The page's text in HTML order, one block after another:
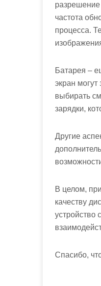
разрешение
частота
процесса.
Батарея –
экран
выбирать
зарядки,
Другие
В целом,
качеству
устройство
Спасибо,